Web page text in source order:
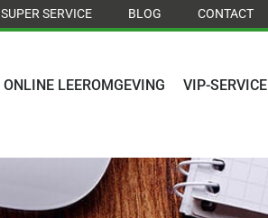
SERVICE BLOG CONTACT
ONLINE LEEROMGEVING VIP-SERVICE